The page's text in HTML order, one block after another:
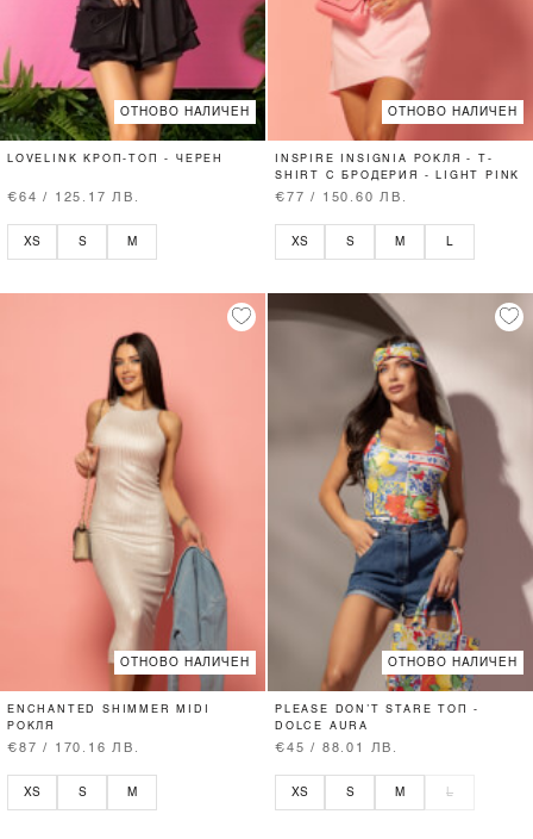
ОТНОВО НАЛИЧЕН
LOVELINK КРОП-ТОП - ЧЕРЕН
€64 / 125.17 ЛВ.
XS S M
ОТНОВО НАЛИЧЕН
INSPIRE INSIGNIA РОКЛЯ - T-
SHIRT С БРОДЕРИЯ - LIGHT PINK
€77 / 150.60 ЛВ.
XS S M
ОТНОВО НАЛИЧЕН
ENCHANTED SHIMMER MIDI
РОКЛЯ
€87 / 170.16 ЛВ.
XS S M
ОТНОВО НАЛИЧЕН
PLEASE DON’T STARE ТОП -
DOLCE AURA
€45 / 88.01 ЛВ.
XS S M L